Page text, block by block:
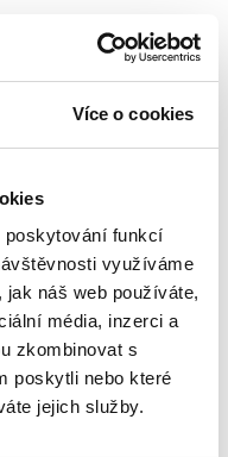
Více o cookies
poskytování funkcí
využíváme
náš web používáte,
média, inzerci a
zkombinovat s
poskytli nebo které
jejich služby.